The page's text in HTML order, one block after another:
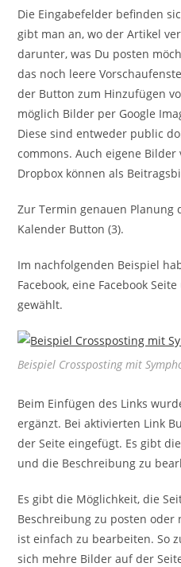
Die Eingabefelder befinden
gibt man an, wo der Artikel
darunter, was Du posten
das noch leere
der Button zum Hinzufügen
möglich Bilder per Google
Diese sind entweder public
commons. Auch eigene
Dropbox können als
Zur Termin genauen
Kalender Button (3).
Im nachfolgenden Beispiel
Facebook, eine Facebook
gewählt.
Beispiel Crossposting mit
Beim Einfügen des Links
ergänzt. Bei aktivierten Link
der Seite eingefügt. Es gibt
und die Beschreibung zu
Es gibt die Möglichkeit, die
Beschreibung zu posten oder
ist einfach zu bearbeiten. So
sich mehre Bilder auf der